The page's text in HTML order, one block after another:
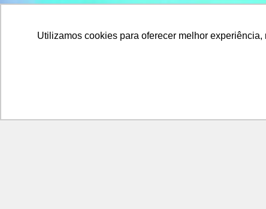
Utilizamos cookies para oferecer melhor